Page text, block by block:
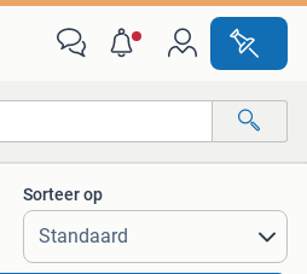
Sorteer op